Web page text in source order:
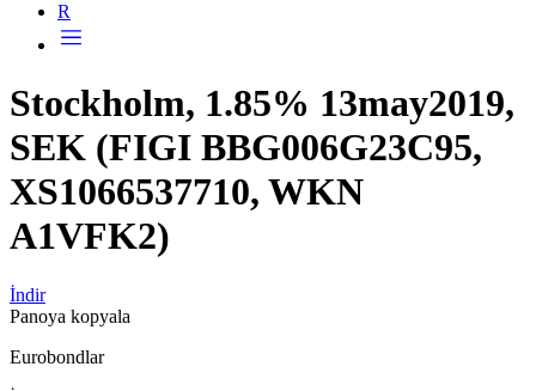
R
Stockholm, 1.85% 13may2019,
SEK (FIGI BBG006G23C95,
XS1066537710, WKN
A1VFK2)
İndir
Panoya kopyala
Eurobondlar